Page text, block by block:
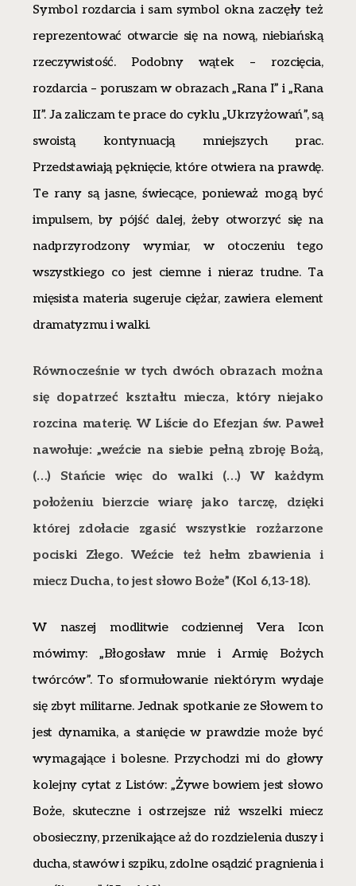
Symbol rozdarcia i sam symbol okna zaczęły też
reprezentować otwarcie się na nową, niebiańską
rzeczywistość. Podobny wątek – rozcięcia,
rozdarcia – poruszam w obrazach „Rana I” i „Rana
II”. Ja zaliczam te prace do cyklu „Ukrzyżowań”, są
swoistą kontynuacją mniejszych prac.
Przedstawiają pęknięcie, które otwiera na prawdę.
Te rany są jasne, świecące, ponieważ mogą być
impulsem, by pójść dalej, żeby otworzyć się na
nadprzyrodzony wymiar, w otoczeniu tego
wszystkiego co jest ciemne i nieraz trudne. Ta
mięsista materia sugeruje ciężar, zawiera element
dramatyzmu i walki.
Równocześnie w tych dwóch obrazach można
się dopatrzeć kształtu miecza, który niejako
rozcina materię. W Liście do Efezjan św. Paweł
nawołuje: „weźcie na siebie pełną zbroję Bożą,
(…) Stańcie więc do walki (…) W każdym
położeniu bierzcie wiarę jako tarczę, dzięki
której zdołacie zgasić wszystkie rozżarzone
pociski Złego. Weźcie też hełm zbawienia i
miecz Ducha, to jest słowo Boże” (Kol 6,13-18).
W naszej modlitwie codziennej Vera Icon
mówimy: „Błogosław mnie i Armię Bożych
twórców”. To sformułowanie niektórym wydaje
się zbyt militarne. Jednak spotkanie ze Słowem to
jest dynamika, a stanięcie w prawdzie może być
wymagające i bolesne. Przychodzi mi do głowy
kolejny cytat z Listów: „Żywe bowiem jest słowo
Boże, skuteczne i ostrzejsze niż wszelki miecz
obosieczny, przenikające aż do rozdzielenia duszy i
ducha, stawów i szpiku, zdolne osądzić pragnienia i